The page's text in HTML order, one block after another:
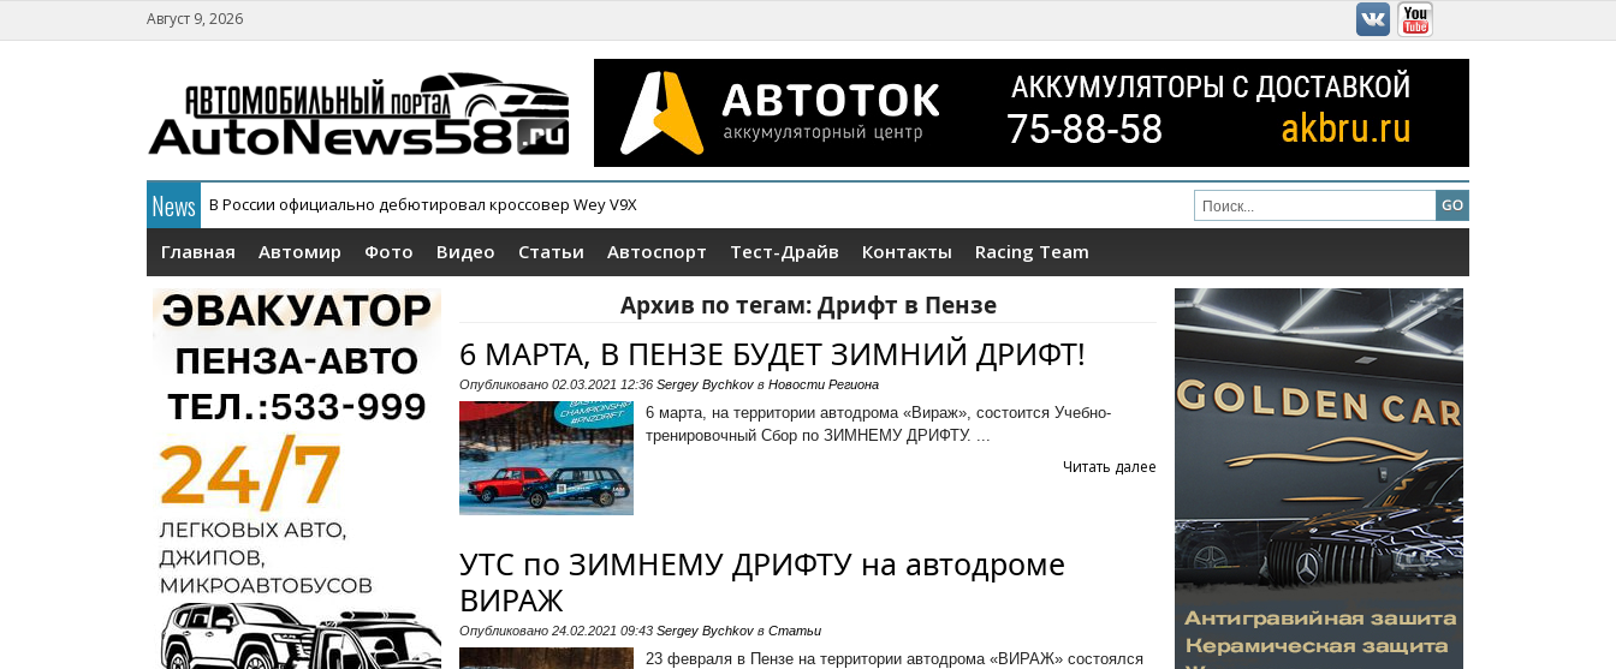
Август 9, 2026
News В России официально дебютировал кроссовер Wey V9X
Главная Автомир Фото Видео Статьи Автоспорт Тест-Драйв Контакты Racing Team
Архив по тегам:Дрифт в Пензе
6 МАРТА, В ПЕНЗЕ БУДЕТ ЗИМНИЙ ДРИФТ!
Опубликовано 02.03.2021 12:36 Sergey Bychkov в Новости Региона
6 марта, на территории автодрома «Вираж», состоится Учебно-
тренировочный Сбор по ЗИМНЕМУ ДРИФТУ. ...
Читать далее
УТС по ЗИМНЕМУ ДРИФТУ на автодроме
ВИРАЖ
Опубликовано 24.02.2021 09:43 Sergey Bychkov в Статьи
23 февраля в Пензе на территории автодрома «ВИРАЖ» состоялся